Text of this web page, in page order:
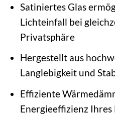
Satiniertes Glas
Lichteinfall bei
Privatsphäre
Hergestellt aus
Langlebigkeit und
Effiziente
Energieeffizienz Ihres